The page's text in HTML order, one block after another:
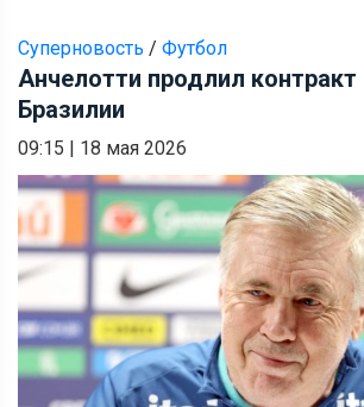
Суперновость / Футбол
Анчелотти продлил контракт
Бразилии
09:15 | 18 мая 2026